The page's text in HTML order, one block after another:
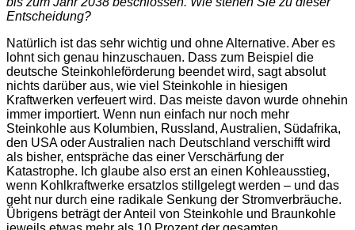
Entscheidung?
Natürlich ist das sehr wichtig und ohne Alternative. Aber es
lohnt sich genau hinzuschauen. Dass zum Beispiel die
deutsche Steinkohleförderung beendet wird, sagt absolut
nichts darüber aus, wie viel Steinkohle in hiesigen
Kraftwerken verfeuert wird. Das meiste davon wurde ohnehin
immer importiert. Wenn nun einfach nur noch mehr
Steinkohle aus Kolumbien, Russland, Australien, Südafrika,
den USA oder Australien nach Deutschland verschifft wird
als bisher, entspräche das einer Verschärfung der
Katastrophe. Ich glaube also erst an einen Kohleausstieg,
wenn Kohlkraftwerke ersatzlos stillgelegt werden – und das
geht nur durch eine radikale Senkung der Stromverbräuche.
Übrigens beträgt der Anteil von Steinkohle und Braunkohle